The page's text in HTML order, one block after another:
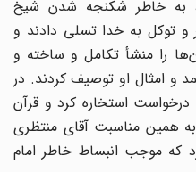
به خاطر شکنجه شدن شیخ
توکل به خدا تسلی دادند و
را منشأ تکامل و ساخته و
او توصیف کردند. در
استخاره کرد و قرآن
همین مناسبت آقای منتظری
که موجب انبساط خاطر امام